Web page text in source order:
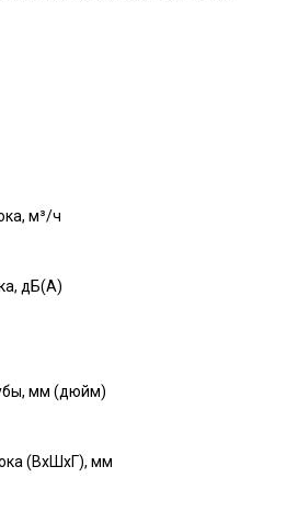
м³/ч
дБ(А)
мм (дюйм)
(ВхШхГ), мм